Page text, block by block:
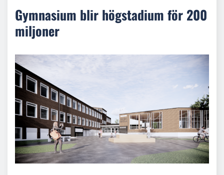
Gymnasium blir högstadium för 200
miljoner